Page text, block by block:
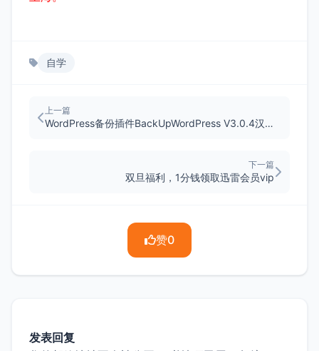
自学
上一篇
WordPress备份插件BackUpWordPress V3.0.4汉化版
下一篇
双旦福利，1分钱领取迅雷会员vip
赞0
发表回复